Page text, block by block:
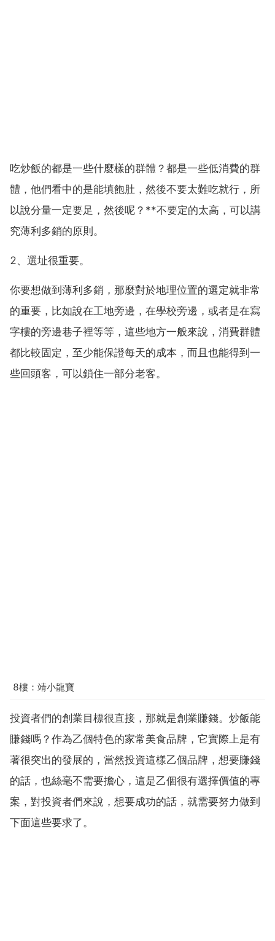
吃炒飯的都是一些什麼樣的群體？都是一些低消費的群
體，他們看中的是能填飽肚，然後不要太難吃就行，所
以說分量一定要足，然後呢？**不要定的太高，可以講
究薄利多銷的原則。
2、選址很重要。
你要想做到薄利多銷，那麼對於地理位置的選定就非常
的重要，比如說在工地旁邊，在學校旁邊，或者是在寫
字樓的旁邊巷子裡等等，這些地方一般來說，消費群體
都比較固定，至少能保證每天的成本，而且也能得到一
些回頭客，可以鎖住一部分老客。
8樓：靖小龍寶
投資者們的創業目標很直接，那就是創業賺錢。炒飯能
賺錢嗎？作為乙個特色的家常美食品牌，它實際上是有
著很突出的發展的，當然投資這樣乙個品牌，想要賺錢
的話，也絲毫不需要擔心，這是乙個很有選擇價值的專
案，對投資者們來說，想要成功的話，就需要努力做到
下面這些要求了。